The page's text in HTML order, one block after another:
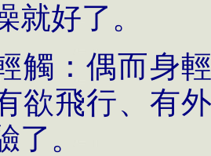
就好了。
觸：偶而身
欲飛行、有
了。